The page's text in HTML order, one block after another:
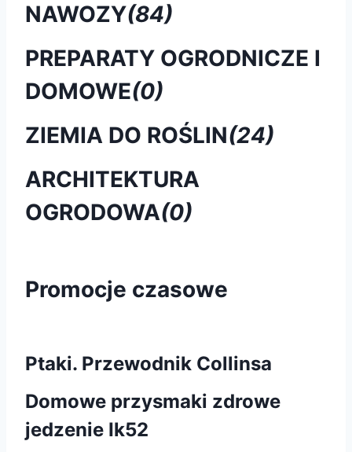
NAWOZY(84)
PREPARATY OGRODNICZE I
DOMOWE(0)
ZIEMIA DO ROŚLIN(24)
ARCHITEKTURA
OGRODOWA(0)
Promocje czasowe
Ptaki. Przewodnik Collinsa
Domowe przysmaki zdrowe
jedzenie Ik52